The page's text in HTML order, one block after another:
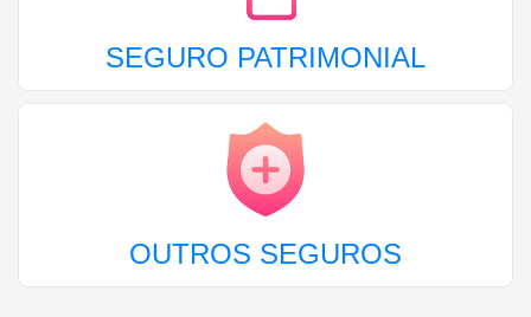
SEGURO PATRIMONIAL
OUTROS SEGUROS